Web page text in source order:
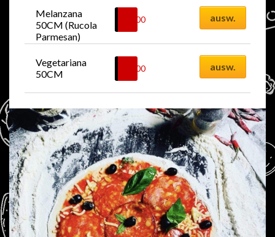
Melanzana
50CM (Rucola
Parmesan)
52.00 ausw.
Vegetariana
50CM
52.00 ausw.